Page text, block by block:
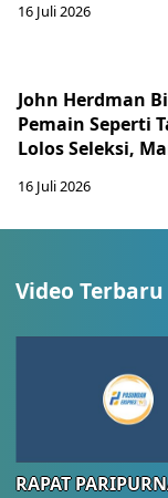
16 Juli 2026
John Herdman
Pemain Seperti
Lolos Seleksi,
16 Juli 2026
Video Terbaru
RAPAT